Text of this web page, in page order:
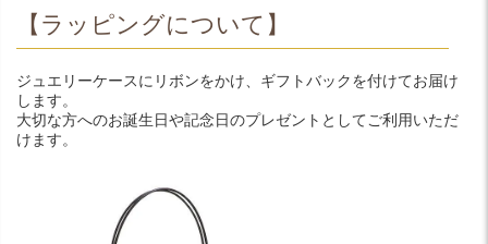
【ラッピングについて】
ジュエリーケースにリボンをかけ、ギフトバックを付けてお届け
します。
大切な方へのお誕生日や記念日のプレゼントとしてご利用いただ
けます。